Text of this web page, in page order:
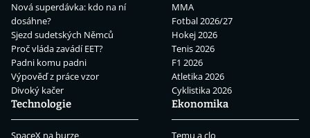
Nová superdávka: kdo na ní
dosáhne?
Sjezd sudetských Němců
Proč vláda zavádí EET?
Padni komu padni
Výpověď z práce vzor
Divoký kačer
MMA
Fotbal 2026/27
Hokej 2026
Tenis 2026
F1 2026
Atletika 2026
Cyklistika 2026
Technologie
SpaceX na burze
Ekonomika
Temu a clo